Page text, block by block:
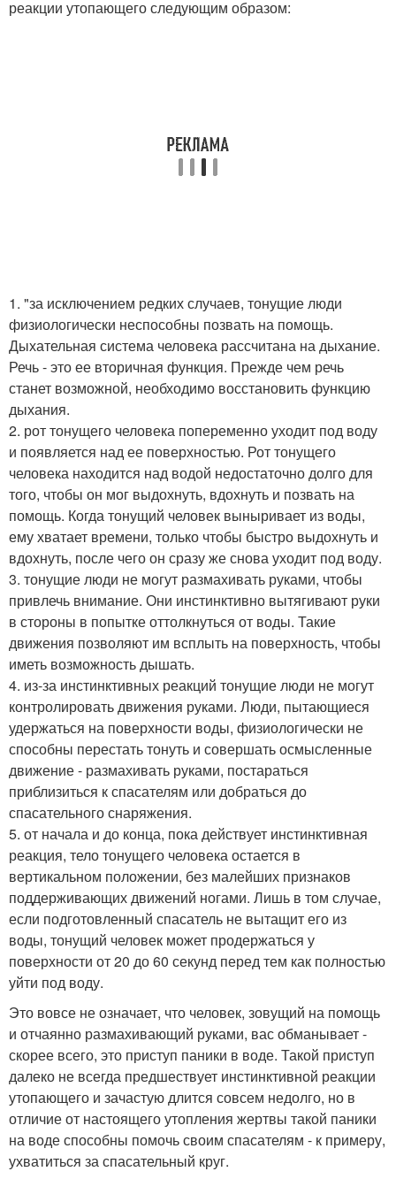
реакции утопающего следующим образом:
1. "за исключением редких случаев, тонущие люди
физиологически неспособны позвать на помощь.
Дыхательная система человека рассчитана на дыхание.
Речь - это ее вторичная функция. Прежде чем речь
станет возможной, необходимо восстановить функцию
дыхания.
2. рот тонущего человека попеременно уходит под воду
и появляется над ее поверхностью. Рот тонущего
человека находится над водой недостаточно долго для
того, чтобы он мог выдохнуть, вдохнуть и позвать на
помощь. Когда тонущий человек выныривает из воды,
ему хватает времени, только чтобы быстро выдохнуть и
вдохнуть, после чего он сразу же снова уходит под воду.
3. тонущие люди не могут размахивать руками, чтобы
привлечь внимание. Они инстинктивно вытягивают руки
в стороны в попытке оттолкнуться от воды. Такие
движения позволяют им всплыть на поверхность, чтобы
иметь возможность дышать.
4. из-за инстинктивных реакций тонущие люди не могут
контролировать движения руками. Люди, пытающиеся
удержаться на поверхности воды, физиологически не
способны перестать тонуть и совершать осмысленные
движение - размахивать руками, постараться
приблизиться к спасателям или добраться до
спасательного снаряжения.
5. от начала и до конца, пока действует инстинктивная
реакция, тело тонущего человека остается в
вертикальном положении, без малейших признаков
поддерживающих движений ногами. Лишь в том случае,
если подготовленный спасатель не вытащит его из
воды, тонущий человек может продержаться у
поверхности от 20 до 60 секунд перед тем как полностью
уйти под воду.
Это вовсе не означает, что человек, зовущий на помощь
и отчаянно размахивающий руками, вас обманывает -
скорее всего, это приступ паники в воде. Такой приступ
далеко не всегда предшествует инстинктивной реакции
утопающего и зачастую длится совсем недолго, но в
отличие от настоящего утопления жертвы такой паники
на воде способны помочь своим спасателям - к примеру,
ухватиться за спасательный круг.